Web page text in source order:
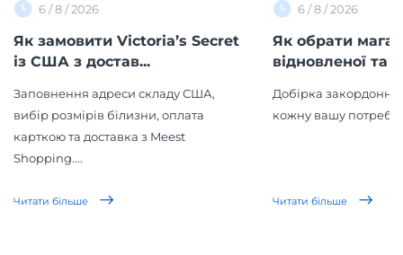
6 / 8 / 2026
Як замовити Victoria’s Secret
із США з достав...
Заповнення адреси складу США,
вибір розмірів білизни, оплата
карткою та доставка з Meest
Shopping....
Читати більше
6 / 8 / 2026
Як обрати
відновленої та
Добірка
кожну вашу потребу!
Читати більше